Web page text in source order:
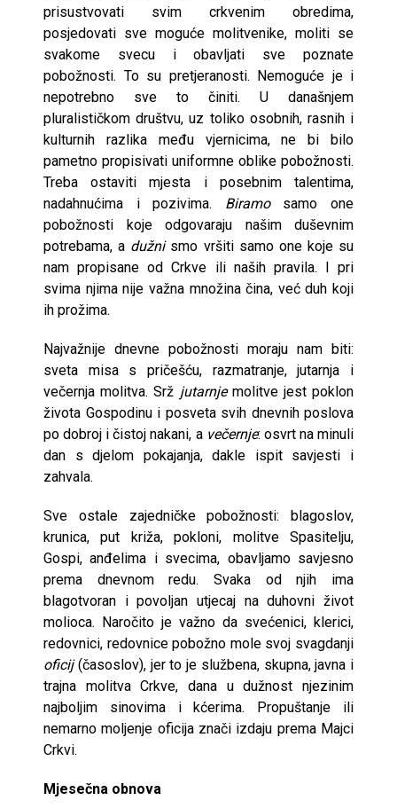
prisustvovati svim crkvenim obre­dima,
posjedovati sve moguće molitvenike, moliti se
svakome svecu i oba­vljati sve poznate
pobožnosti. To su pretjeranosti. Nemoguće je i
nepotre­bno sve to činiti. U današnjem
pluralističkom društvu, uz toliko osobnih, rasnih i
kulturnih razlika među vjernicima, ne bi bilo
pametno propisivati uniformne oblike pobožnosti.
Treba ostaviti mjesta i posebnim ta­lentima,
nadahnućima i pozivima. Biramosamo one
pobožnosti koje odgovaraju našim duševnim
potrebama, a dužni smo vršiti samo one koje su
nam propisane od Crkve ili naših pravila. I pri
svima njima nije važna množina čina, već duh koji
ih prožima.
Najvažnije dnevne pobožnosti moraju nam biti:
sveta misa s pričešću, raz­matranje, jutarnja i
večernja molitva. Srž jutarnjemolitve jest poklon
života Gospodinu i posveta svih dnevnih poslova
po dobroj i čistoj nakani, a večernje: osvrt na minuli
dan s djelom pokajanja, dakle ispit savje­sti i
zahvala.
Sve ostale zajedničke pobožnosti: blagoslov,
krunica, put križa, poklo­ni, molitve Spasitelju,
Gospi, anđelima i svecima, obavljamo savjesno
pre­ma dnevnom redu. Svaka od njih ima
blagotvoran i povoljan utjecaj na du­hovni život
molioca. Naročito je važno da svećenici, klerici,
redovnici, redovnice pobožno mole svoj svagdanji
oficij(časoslov), jer to je službena, skup­na, javna i
trajna molitva Crkve, dana u dužnost njezinim
najboljim si­novima i kćerima. Propuštanje ili
nemarno moljenje oficija znači izdaju prema Majci
Crkvi.
Mjesečna obnova